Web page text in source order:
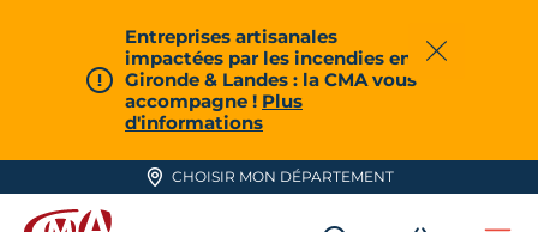
Entreprises artisanales
impactées par les incendies en
Gironde & Landes : la CMA vous
accompagne ! Plus
d'informations
Fermer
CHOISIR MON DÉPARTEMENT